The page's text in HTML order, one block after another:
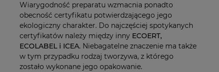
Wiarygodność preparatu wzmacnia ponadto
obecność certyfikatu potwierdzającego jego
ekologiczny charakter. Do najczęściej spotykanych
certyfikatów należy między inny ECOERT,
ECOLABEL i ICEA. Niebagatelne znaczenie ma także
w tym przypadku rodzaj tworzywa, z którego
zostało wykonane jego opakowanie.